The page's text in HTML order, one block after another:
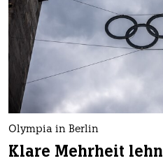
Olympia in Berlin
Klare Mehrheit